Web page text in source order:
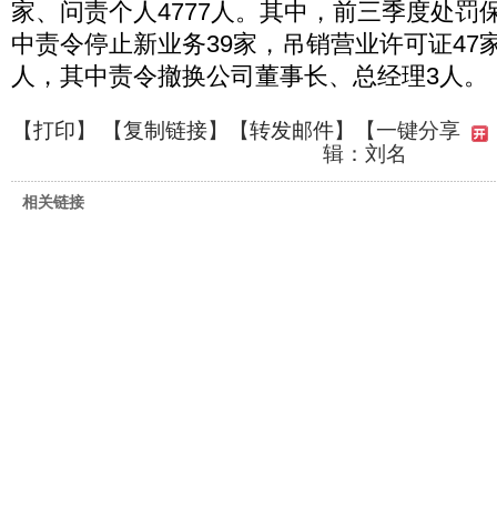
家、问责个人4777人。其中，前三季度处罚
中责令停止新业务39家，吊销营业许可证47
人，其中责令撤换公司董事长、总经理3人。
【打印】 【复制链接】【转发邮件】
【一键分享
辑：刘名
相关链接